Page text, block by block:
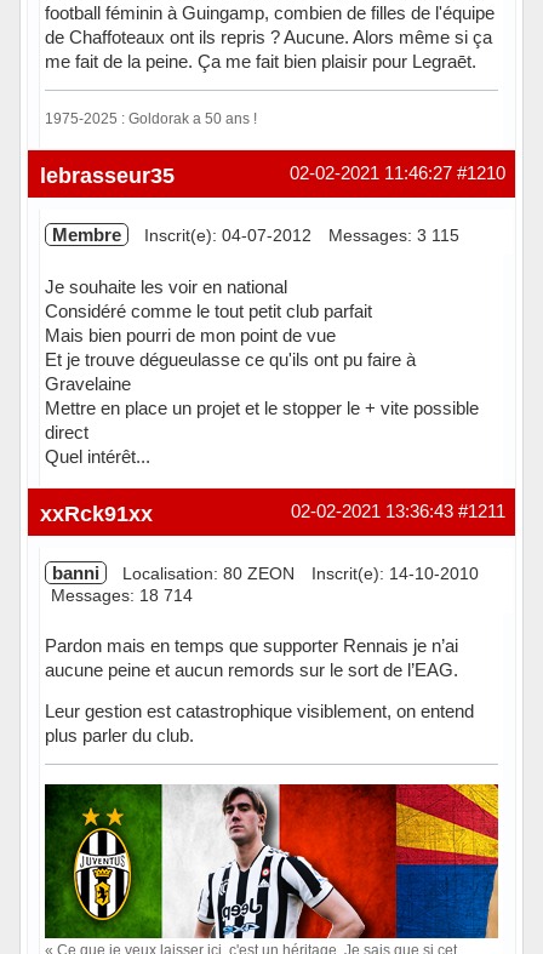
football féminin à Guingamp, combien de filles de l'équipe
de Chaffoteaux ont ils repris ? Aucune. Alors même si ça
me fait de la peine. Ça me fait bien plaisir pour Legraēt.
1975-2025 : Goldorak a 50 ans !
Hors ligne #1210
02-02-2021 11:46:27
lebrasseur35
Membre Inscrit(e): 04-07-2012 Messages: 3 115
Je souhaite les voir en national
Considéré comme le tout petit club parfait
Mais bien pourri de mon point de vue
Et je trouve dégueulasse ce qu'ils ont pu faire à
Gravelaine
Mettre en place un projet et le stopper le + vite possible
direct
Quel intérêt...
Hors ligne #1211
02-02-2021 13:36:43
xxRck91xx
banni Localisation: 80 ZEON
Inscrit(e): 14-10-2010
Messages: 18 714
Pardon mais en temps que supporter Rennais je n’ai
aucune peine et aucun remords sur le sort de l’EAG.
Leur gestion est catastrophique visiblement, on entend
plus parler du club.
« Ce que je veux laisser ici, c'est un héritage. Je sais que si cet